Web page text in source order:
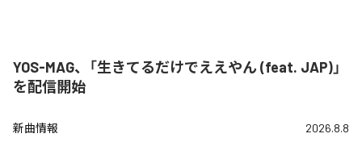
YOS-MAG、「生きてるだけでええやん (feat. JAP)」
を配信開始
新曲情報 2026.8.8